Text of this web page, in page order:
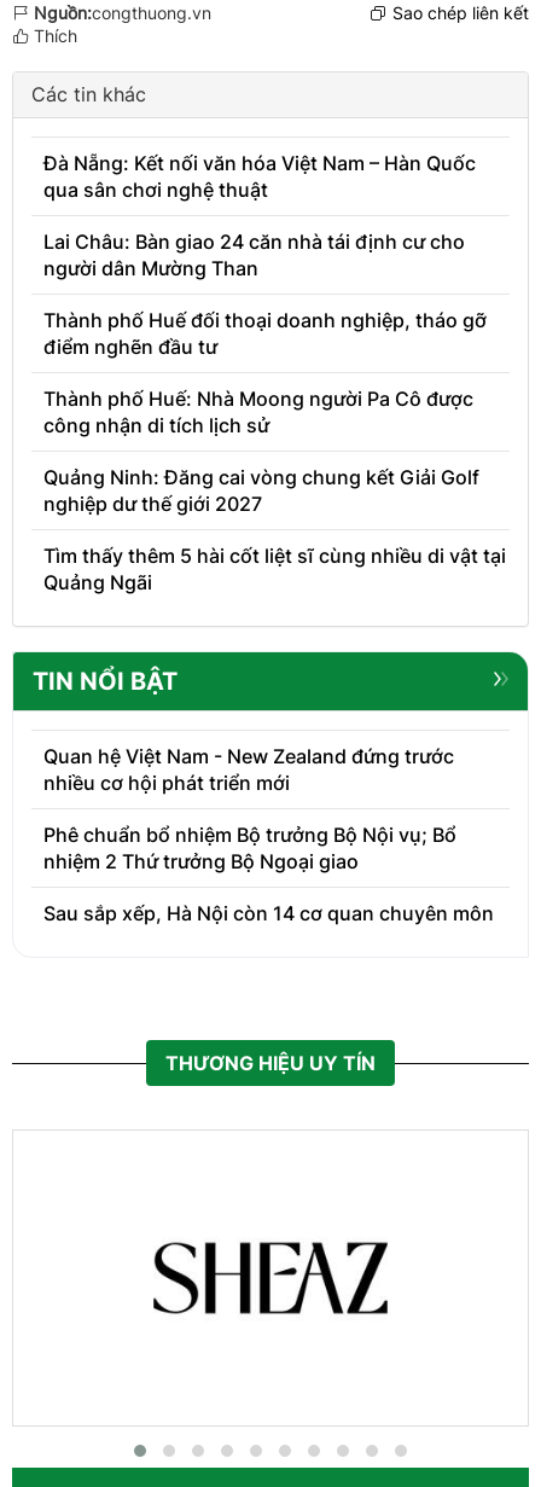
Nguồn:congthuong.vn
Sao chép liên kết
Thích
Các tin khác
Đà Nẵng: Kết nối văn hóa Việt Nam – Hàn Quốc
qua sân chơi nghệ thuật
Lai Châu: Bàn giao 24 căn nhà tái định cư cho
người dân Mường Than
Thành phố Huế đối thoại doanh nghiệp, tháo gỡ
điểm nghẽn đầu tư
Thành phố Huế: Nhà Moong người Pa Cô được
công nhận di tích lịch sử
Quảng Ninh: Đăng cai vòng chung kết Giải Golf
nghiệp dư thế giới 2027
Tìm thấy thêm 5 hài cốt liệt sĩ cùng nhiều di vật tại
Quảng Ngãi
TIN NỔI BẬT
Quan hệ Việt Nam - New Zealand đứng trước
nhiều cơ hội phát triển mới
Phê chuẩn bổ nhiệm Bộ trưởng Bộ Nội vụ; Bổ
nhiệm 2 Thứ trưởng Bộ Ngoại giao
Sau sắp xếp, Hà Nội còn 14 cơ quan chuyên môn
THƯƠNG HIỆU UY TÍN